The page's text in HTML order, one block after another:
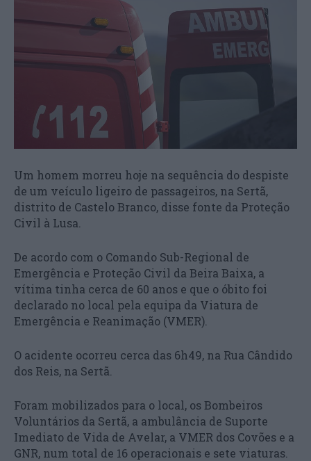
Um homem morreu hoje na sequência do despiste
de um veículo ligeiro de passageiros, na Sertã,
distrito de Castelo Branco, disse fonte da Proteção
Civil à Lusa.
De acordo com o Comando Sub-Regional de
Emergência e Proteção Civil da Beira Baixa, a
vítima tinha cerca de 60 anos e que o óbito foi
declarado no local pela equipa da Viatura de
Emergência e Reanimação (VMER).
O acidente ocorreu cerca das 6h49, na Rua Cândido
dos Reis, na Sertã.
Foram mobilizados para o local, os Bombeiros
Voluntários da Sertã, a ambulância de Suporte
Imediato de Vida de Avelar, a VMER dos Covões e a
GNR, num total de 16 operacionais e sete viaturas.